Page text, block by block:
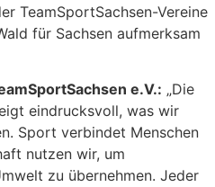
TeamSportSachsen-Vereine
für Sachsen aufmerksam
e.V.: „Die
eindrucksvoll, was wir
Sport verbindet Menschen
nutzen wir, um
zu übernehmen. Jeder